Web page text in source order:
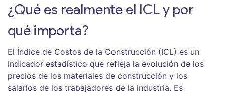
¿Qué es realmente el ICL y por
qué importa?
El Índice de Costos de la Construcción (ICL) es un
indicador estadístico que refleja la evolución de los
precios de los materiales de construcción y los
salarios de los trabajadores de la industria. Es